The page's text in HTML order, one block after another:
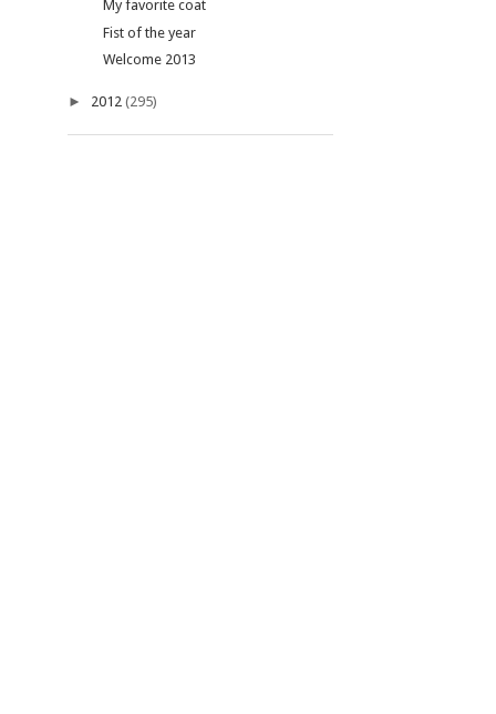
My favorite coat
Fist of the year
Welcome 2013
► 2012 (295)